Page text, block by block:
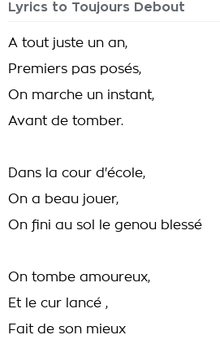
Lyrics to Toujours Debout
A tout juste un an,
Premiers pas posés,
On marche un instant,
Avant de tomber.
Dans la cour d'école,
On a beau jouer,
On fini au sol le genou blessé
On tombe amoureux,
Et le cur lancé ,
Fait de son mieux